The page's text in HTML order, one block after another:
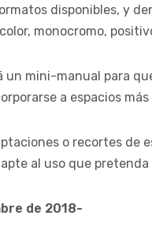
disponibles, y
monocromo,
un mini-manual para
a espacios más
o recortes de
al uso que pretenda
de 2018-